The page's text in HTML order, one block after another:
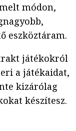
módon,
eszköztáram.
játékokról
a játékaidat,
kizárólag
készítesz.